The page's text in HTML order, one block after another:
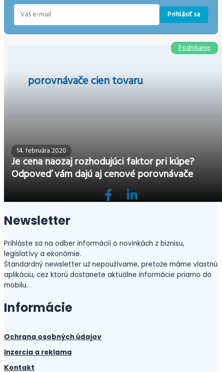
Prihlásiť sa
porovnávače cien tovaru
14. februára 2020
Je cena naozaj rozhodujúci faktor pri kúpe?
Odpoveď vám dajú aj cenové porovnávače
Podnikanie
Newsletter
Prihláste sa na odber informácií o novinkách z biznisu,
legislatívy a ekonómie.
Štandardný newsletter už nepoužívame, pretože máme vlastnú
aplikáciu, cez ktorú dostanete aktuálne informácie priamo do
mobilu.
Informácie
Ochrana osobných údajov
Inzercia a reklama
Kontakt